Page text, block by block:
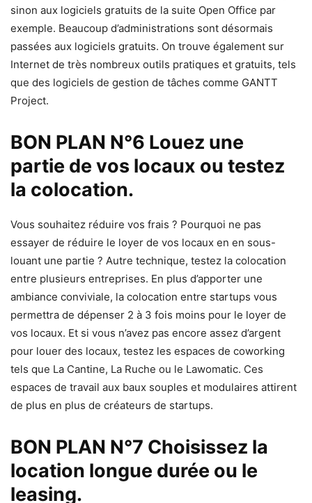
sinon aux logiciels gratuits de la suite Open Office par
exemple. Beaucoup d’administrations sont désormais
passées aux logiciels gratuits. On trouve également sur
Internet de très nombreux outils pratiques et gratuits, tels
que des logiciels de gestion de tâches comme GANTT
Project.
BON PLAN N°6 Louez une
partie de vos locaux ou testez
la colocation.
Vous souhaitez réduire vos frais ? Pourquoi ne pas
essayer de réduire le loyer de vos locaux en en sous-
louant une partie ? Autre technique, testez la colocation
entre plusieurs entreprises. En plus d’apporter une
ambiance conviviale, la colocation entre startups vous
permettra de dépenser 2 à 3 fois moins pour le loyer de
vos locaux. Et si vous n’avez pas encore assez d’argent
pour louer des locaux, testez les espaces de coworking
tels que La Cantine, La Ruche ou le Lawomatic. Ces
espaces de travail aux baux souples et modulaires attirent
de plus en plus de créateurs de startups.
BON PLAN N°7 Choisissez la
location longue durée ou le
leasing.